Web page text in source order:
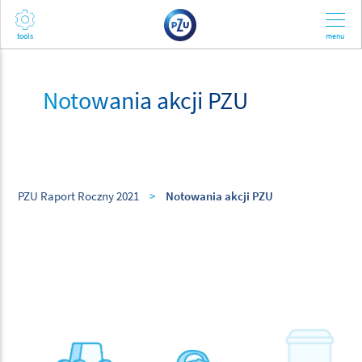
Notowania akcji PZU
PZU Raport Roczny 2021 > Notowania akcji PZU